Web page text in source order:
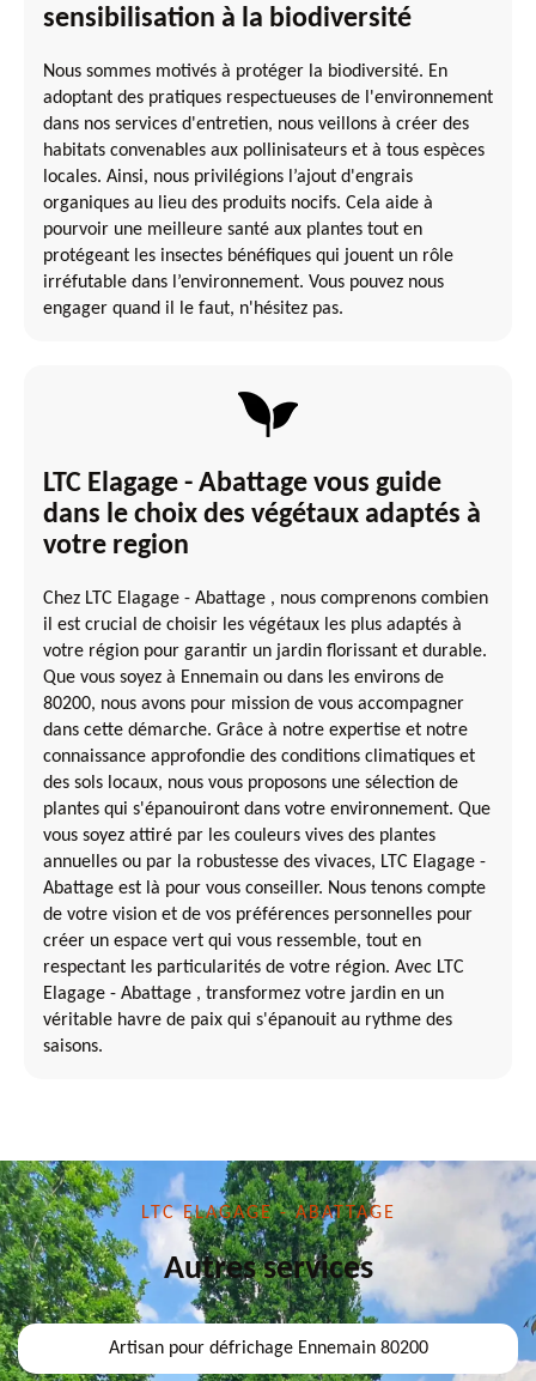
sensibilisation à la biodiversité
Nous sommes motivés à protéger la biodiversité. En
adoptant des pratiques respectueuses de l'environnement
dans nos services d'entretien, nous veillons à créer des
habitats convenables aux pollinisateurs et à tous espèces
locales. Ainsi, nous privilégions l’ajout d'engrais
organiques au lieu des produits nocifs. Cela aide à
pourvoir une meilleure santé aux plantes tout en
protégeant les insectes bénéfiques qui jouent un rôle
irréfutable dans l’environnement. Vous pouvez nous
engager quand il le faut, n'hésitez pas.
LTC Elagage - Abattage vous guide
dans le choix des végétaux adaptés à
votre region
Chez LTC Elagage - Abattage , nous comprenons combien
il est crucial de choisir les végétaux les plus adaptés à
votre région pour garantir un jardin florissant et durable.
Que vous soyez à Ennemain ou dans les environs de
80200, nous avons pour mission de vous accompagner
dans cette démarche. Grâce à notre expertise et notre
connaissance approfondie des conditions climatiques et
des sols locaux, nous vous proposons une sélection de
plantes qui s'épanouiront dans votre environnement. Que
vous soyez attiré par les couleurs vives des plantes
annuelles ou par la robustesse des vivaces, LTC Elagage -
Abattage est là pour vous conseiller. Nous tenons compte
de votre vision et de vos préférences personnelles pour
créer un espace vert qui vous ressemble, tout en
respectant les particularités de votre région. Avec LTC
Elagage - Abattage , transformez votre jardin en un
véritable havre de paix qui s'épanouit au rythme des
saisons.
LTC ELAGAGE - ABATTAGE
Autres services
Artisan pour défrichage Ennemain 80200